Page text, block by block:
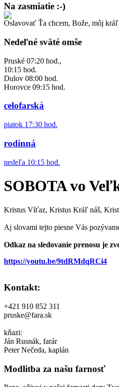
Na zasmiatie :-)
Malý chlapec sa modlí:
Oslavovať Ťa chcem, Bože, môj
Nedeľné sväté omše
Pruské 07:20 hod.,
10:15 hod.
Dulov 08:00 hod.
Horovce 09:15 hod.
celofarská
piatok 17:30 hod.
rodinná
nedeľa 10:15 hod.
SOBOTA vo
Kristus Víťaz, Kristus Kráľ náš,
Aj slovami tejto piesne Vás
Odkaz na sledovanie prenosu je
https://youtu.be/9tdRMdqRCi4
Kontakt:
+421 910 852 311
pruske@fara.sk
kňazi:
Ján Rusnák, farár
Peter Nečeda, kaplán
Modlitba za našu farnosť